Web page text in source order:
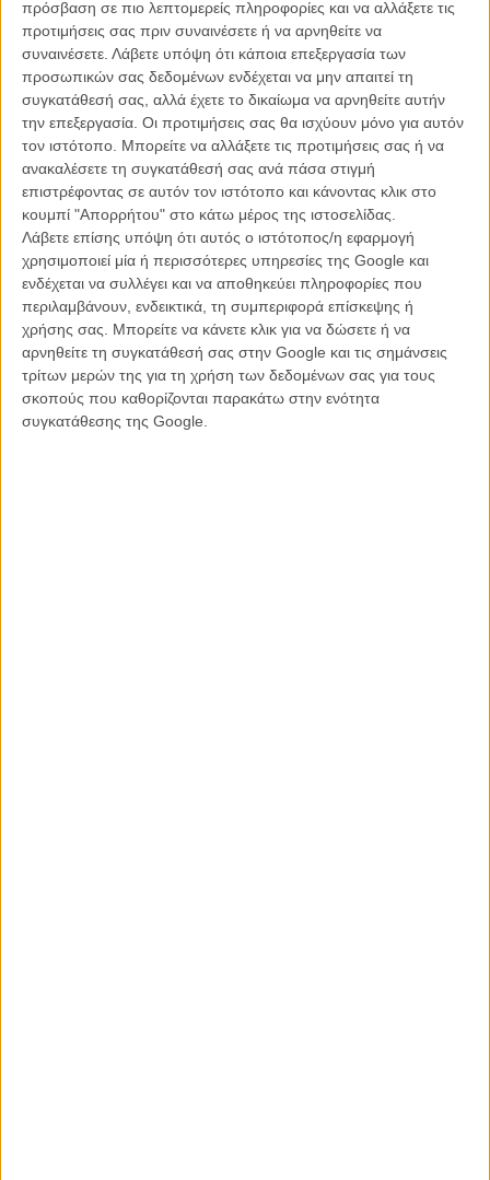
πρόσβαση σε πιο λεπτομερείς πληροφορίες και να αλλάξετε τις
προτιμήσεις σας πριν συναινέσετε ή να αρνηθείτε να
συναινέσετε. Λάβετε υπόψη ότι κάποια επεξεργασία των
προσωπικών σας δεδομένων ενδέχεται να μην απαιτεί τη
συγκατάθεσή σας, αλλά έχετε το δικαίωμα να αρνηθείτε αυτήν
την επεξεργασία. Οι προτιμήσεις σας θα ισχύουν μόνο για αυτόν
τον ιστότοπο. Μπορείτε να αλλάξετε τις προτιμήσεις σας ή να
ανακαλέσετε τη συγκατάθεσή σας ανά πάσα στιγμή
επιστρέφοντας σε αυτόν τον ιστότοπο και κάνοντας κλικ στο
κουμπί "Απορρήτου" στο κάτω μέρος της ιστοσελίδας.
Λάβετε επίσης υπόψη ότι αυτός ο ιστότοπος/η εφαρμογή
χρησιμοποιεί μία ή περισσότερες υπηρεσίες της Google και
ενδέχεται να συλλέγει και να αποθηκεύει πληροφορίες που
περιλαμβάνουν, ενδεικτικά, τη συμπεριφορά επίσκεψης ή
χρήσης σας. Μπορείτε να κάνετε κλικ για να δώσετε ή να
αρνηθείτε τη συγκατάθεσή σας στην Google και τις σημάνσεις
τρίτων μερών της για τη χρήση των δεδομένων σας για τους
σκοπούς που καθορίζονται παρακάτω στην ενότητα
συγκατάθεσης της Google.
τρόπος. Γνώρισα πολλούς ανθρώπους που με βοήθησαν,
ανθρώπους που γεννήθηκαν κωφάλαλοι, ανθρώπους που έχασαν
τη φωνή τους από κάποιο δυστύχημα ή ασθένεια, μίλησα με
ειδικούς γιατρούς. Με εντυπωσίασε κάποιος που γνώρισα, που
έχασε τη φωνή του μετά από μια εγχείριση. Ηταν σαν ηφαίστειο, σαν
μέσα του όλα να κινούνταν, να έκαιγαν και κάθε φορά που έχανε τον
έλεγχο προσπαθούσε να μιλήσει με τα μάτια του. Γνώρισα και δυο
κοπέλες που γεννήθηκαν κωφάλαλες, πέρασα δυο μέρες μαζί τους
και κάναμε ένα πείραμα. Τους ζήτησα να μου αφηγηθούν μια ιστορία
χρησιμοποιώντας τη νοηματική και να τους αφηγηθώ κι εγώ μία. Στο
τέλος των δυο ημερών συζητούσαμε όπως εσύ κι εγώ, με απόλυτη
ροή και άνεση, χρησιμοποιώντας τα μάτια μας, την ευαισθησία μας,
χωρίς να λείπει το χιούμορ, η ελαφρότητα. Και ένιωσα ότι ο μέσος
όρος ανάμεσα στις δυο αυτές περιπτώσεις ήταν ο τρόπος με τον
οποίο έπρεπε να κινηθώ.